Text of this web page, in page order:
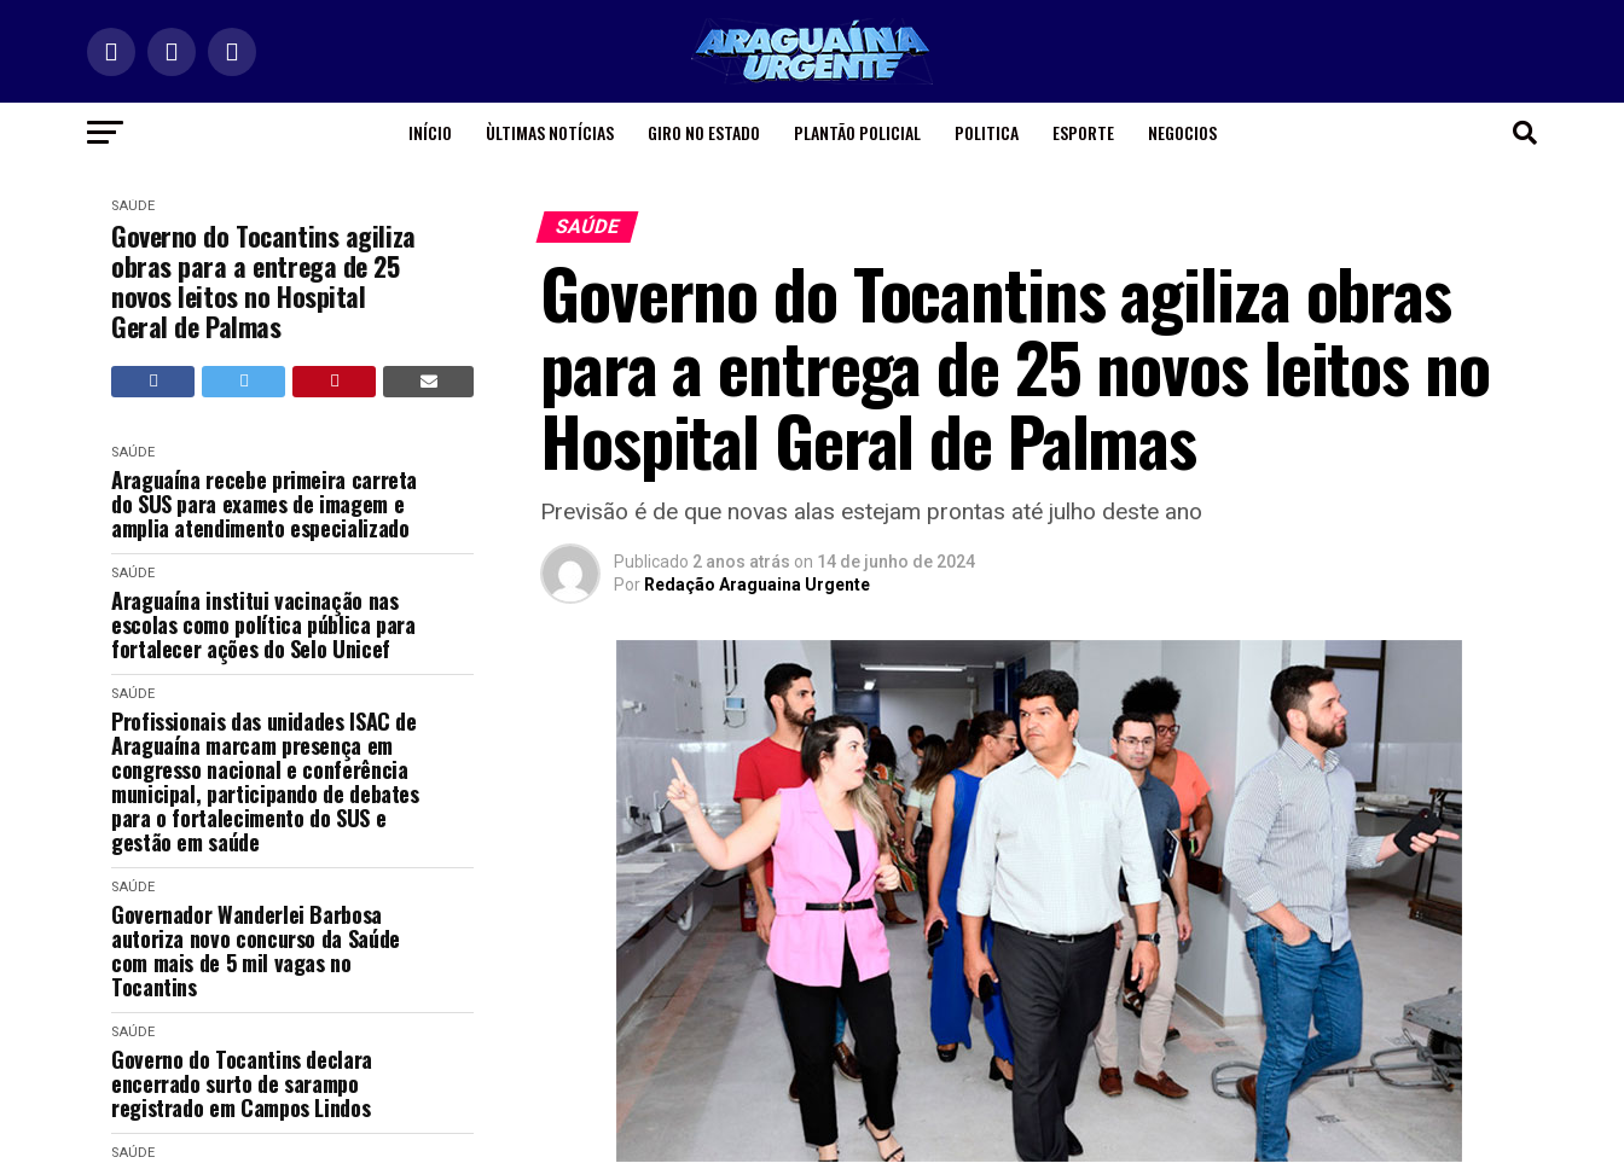
INÍCIO ÙLTIMAS NOTÍCIAS GIRO NO ESTADO PLANTÃO POLICIAL POLITICA ESPORTE NEGOCIOS
SAÚDE
Governo do Tocantins agiliza
obras para a entrega de 25
novos leitos no Hospital
Geral de Palmas
SAÚDE
Araguaína recebe primeira carreta
do SUS para exames de imagem e
amplia atendimento especializado
SAÚDE
Araguaína institui vacinação nas
escolas como política pública para
fortalecer ações do Selo Unicef
SAÚDE
Profissionais das unidades ISAC de
Araguaína marcam presença em
congresso nacional e conferência
municipal, participando de debates
para o fortalecimento do SUS e
gestão em saúde
SAÚDE
Governador Wanderlei Barbosa
autoriza novo concurso da Saúde
com mais de 5 mil vagas no
Tocantins
SAÚDE
Governo do Tocantins declara
encerrado surto de sarampo
registrado em Campos Lindos
SAÚDE
SAÚDE
Governo do Tocantins agiliza obras
para a entrega de 25 novos leitos no
Hospital Geral de Palmas
Previsão é de que novas alas estejam prontas até julho deste ano
Publicado 2 anos atrás on 14 de junho de 2024
Por Redação Araguaina Urgente